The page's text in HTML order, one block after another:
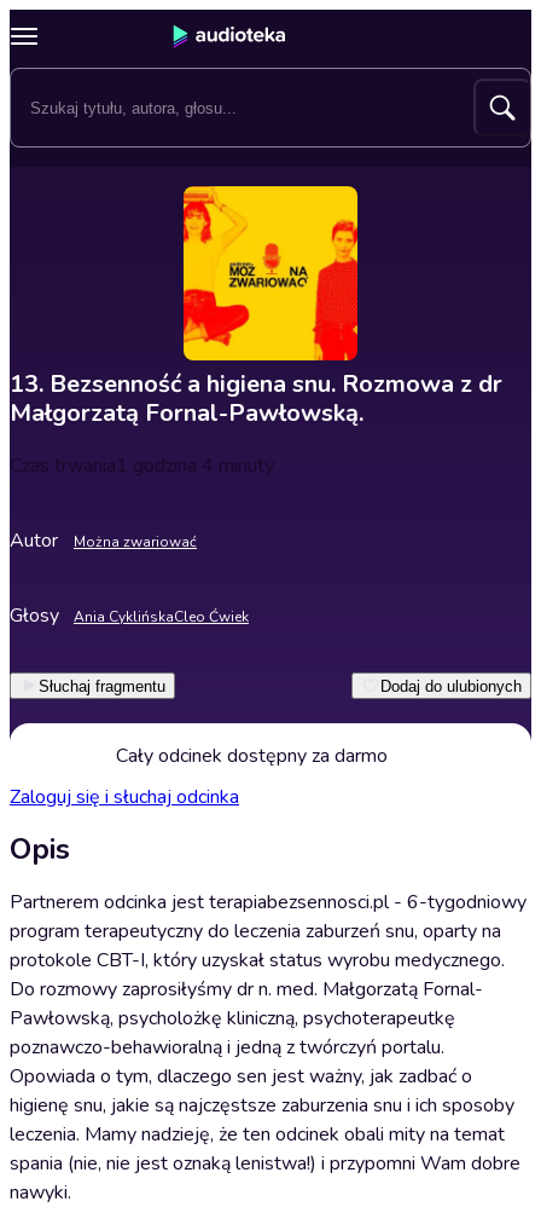
13. Bezsenność a higiena snu. Rozmowa z dr
Małgorzatą Fornal-Pawłowską.
Czas trwania1 godzina 4 minuty
Autor Można zwariować
Głosy Ania CyklińskaCleo Ćwiek
Słuchaj fragmentu Dodaj do ulubionych
Cały odcinek dostępny za darmo
Zaloguj się i słuchaj odcinka
Opis
Partnerem odcinka jest terapiabezsennosci.pl - 6-tygodniowy
program terapeutyczny do leczenia zaburzeń snu, oparty na
protokole CBT-I, który uzyskał status wyrobu medycznego.
Do rozmowy zaprosiłyśmy dr n. med. Małgorzatą Fornal-
Pawłowską, psycholożkę kliniczną, psychoterapeutkę
poznawczo-behawioralną i jedną z twórczyń portalu.
Opowiada o tym, dlaczego sen jest ważny, jak zadbać o
higienę snu, jakie są najczęstsze zaburzenia snu i ich sposoby
leczenia. Mamy nadzieję, że ten odcinek obali mity na temat
spania (nie, nie jest oznaką lenistwa!) i przypomni Wam dobre
nawyki.